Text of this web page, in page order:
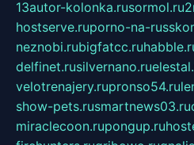
13autor-kolonka.rusormol.ru
hostserve.ruporno-na-
neznobi.rubigfatcc.ru
delfinet.rusilvernano.ru
velotrenajery.rupronso54.ru
show-pets.rusmartnews03.ru
miraclecoon.rupongup.ru